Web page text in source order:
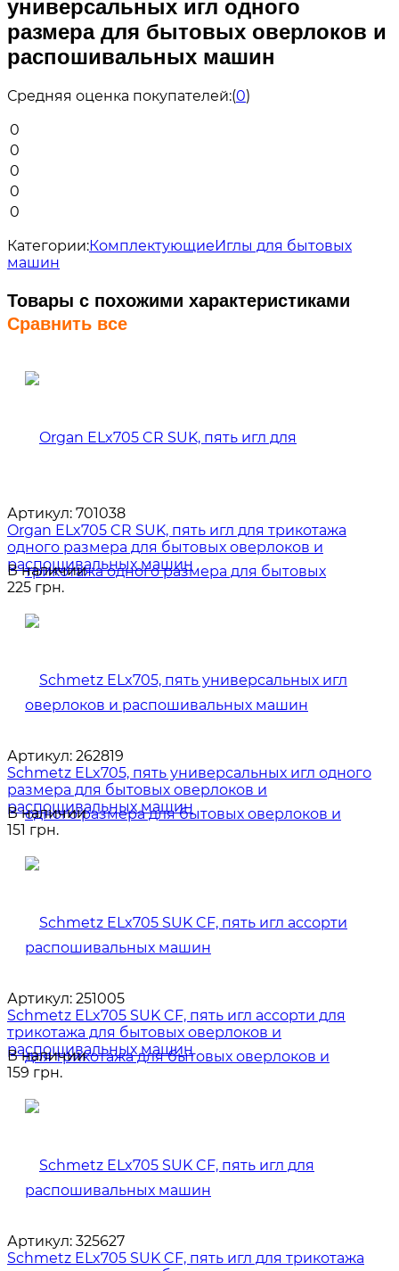
универсальных игл одного
размера для бытовых оверлоков и
распошивальных машин
Средняя оценка покупателей:(0)
0
0
0
0
0
Категории:КомплектующиеИглы для бытовых
машин
Товары с похожими характеристиками
Сравнить все
Артикул: 701038
Organ ELx705 CR SUK, пять игл для трикотажа
одного размера для бытовых оверлоков и
распошивальных машин
В наличии
225 грн.
Артикул: 262819
Schmetz ELx705, пять универсальных игл одного
размера для бытовых оверлоков и
распошивальных машин
В наличии
151 грн.
Артикул: 251005
Schmetz ELx705 SUK CF, пять игл ассорти для
трикотажа для бытовых оверлоков и
распошивальных машин
В наличии
159 грн.
Артикул: 325627
Schmetz ELx705 SUK CF, пять игл для трикотажа